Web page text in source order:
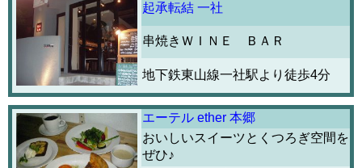
起承転結 一社
串焼きＷＩＮＥ ＢＡＲ
地下鉄東山線一社駅より徒歩4分
エーテル ether 本郷
おいしいスイーツとくつろぎ空間を
ぜひ♪